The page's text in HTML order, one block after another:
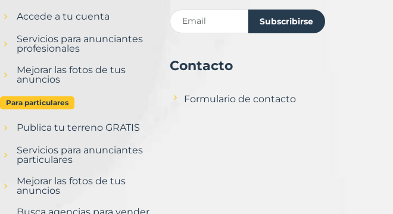
Accede a tu cuenta
Servicios para anunciantes
profesionales
Mejorar las fotos de tus
anuncios
Para particulares
Publica tu terreno GRATIS
Servicios para anunciantes
particulares
Mejorar las fotos de tus
anuncios
Subscribirse
Contacto
Formulario de contacto